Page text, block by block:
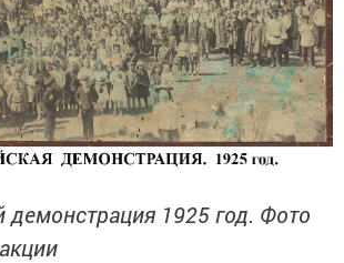
демонстрация 1925 год. Фото